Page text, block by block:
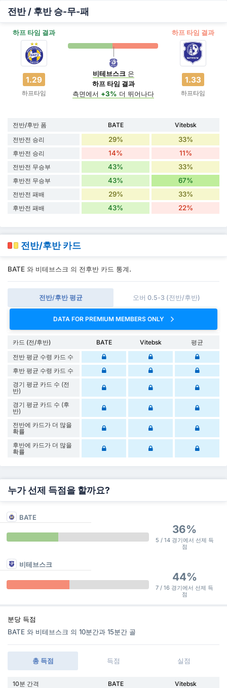
전반 / 후반 승-무-패
하프 타임 결과 하프 타임 결과
1.29
하프타임
비테브스크 은
하프 타임 결과
측면에서 +3% 더 뛰어나다
1.33
하프타임
전반/후반 폼 BATE
Vitebsk
전반전 승리
29% 33%
후반전 승리 14% 11%
전반전 무승부 43% 33%
후반전 무승부 43% 67%
전반전 패배 29% 33%
후반전 패배 43% 22%
전반/후반 카드
BATE 와 비테브스크 의 전후반 카드 통계.
전반/후반 평균 오버 0.5-3 (전반/후반)
DATA FOR PREMIUM MEMBERS ONLY
카드 (전/후반) BATE Vitebsk
평균
전반 평균 수령 카드 수
후반 평균 수령 카드 수
경기 평균 카드 수 (전
반)
경기 평균 카드 수 (후
반)
전반에 카드가 더 많을
확률
후반에 카드가 더 많을
확률
누가 선제 득점을 할까요?
BATE
36%
5 / 14 경기에서 선제 득
점
비테브스크
44%
7 / 16 경기에서 선제 득
점
분당 득점
BATE 와 비테브스크 의 10분간과 15분간 골
총 득점 득점 실점
10분 간격 BATE
Vitebsk